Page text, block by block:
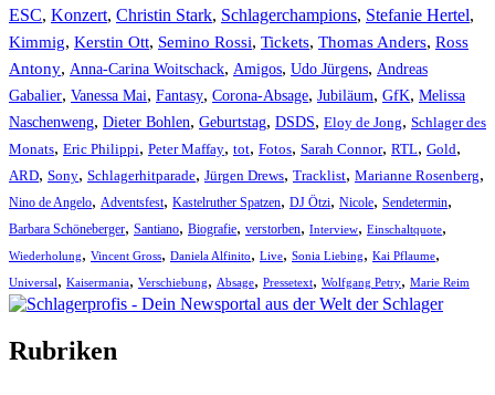
ESC, Konzert, Christin Stark, Schlagerchampions, Stefanie Hertel,
Kimmig, Kerstin Ott, Semino Rossi, Tickets, Thomas Anders, Ross
Antony, Anna-Carina Woitschack, Amigos, Udo Jürgens, Andreas
Gabalier, Vanessa Mai, Fantasy, Corona-Absage, Jubiläum, GfK, Melissa
Naschenweng, Dieter Bohlen, Geburtstag, DSDS, Eloy de Jong, Schlager des
Monats, Eric Philippi, Peter Maffay, tot, Fotos, Sarah Connor, RTL, Gold,
ARD, Sony, Schlagerhitparade, Jürgen Drews, Tracklist, Marianne Rosenberg,
Nino de Angelo, Adventsfest, Kastelruther Spatzen, DJ Ötzi, Nicole, Sendetermin,
Barbara Schöneberger, Santiano, Biografie, verstorben, Interview, Einschaltquote,
Wiederholung, Vincent Gross, Daniela Alfinito, Live, Sonia Liebing, Kai Pflaume,
Universal, Kaisermania, Verschiebung, Absage, Pressetext, Wolfgang Petry, Marie Reim
Rubriken